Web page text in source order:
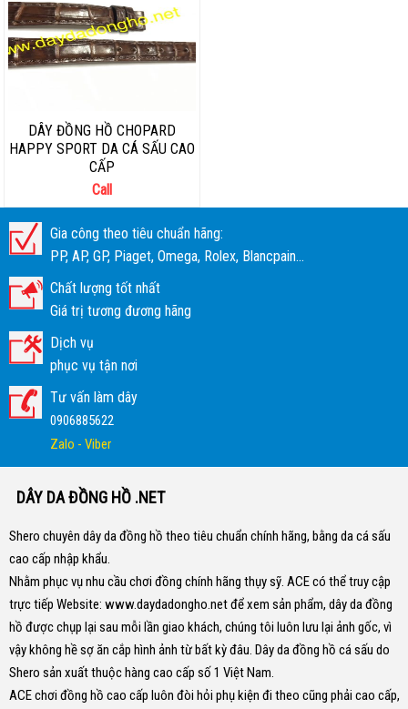
DÂY ĐỒNG HỒ CHOPARD
HAPPY SPORT DA CÁ SẤU CAO
CẤP
Call
Gia công theo tiêu chuẩn hãng:
PP, AP, GP, Piaget, Omega, Rolex, Blancpain...
Chất lượng tốt nhất
Giá trị tương đương hãng
Dịch vụ
phục vụ tận nơi
Tư vấn làm dây
0906885622
Zalo - Viber
DÂY DA ĐỒNG HỒ .NET
Shero chuyên dây da đồng hồ theo tiêu chuẩn chính hãng, bằng da cá sấu
cao cấp nhập khẩu.
Nhằm phục vụ nhu cầu chơi đồng chính hãng thụy sỹ. ACE có thể truy cập
trực tiếp Website: www.daydadongho.netđể xem sản phẩm, dây da đồng
hồ được chụp lại sau mỗi lần giao khách, chúng tôi luôn lưu lại ảnh gốc, vì
vậy không hề sợ ăn cắp hình ảnh từ bất kỳ đâu. Dây da đồng hồ cá sấu do
Shero sản xuất thuộc hàng cao cấp số 1 Việt Nam.
ACE chơi đồng hồ cao cấp luôn đòi hỏi phụ kiện đi theo cũng phải cao cấp,